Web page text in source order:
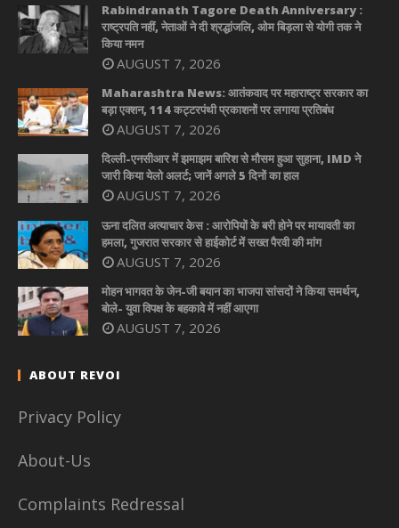
Rabindranath Tagore Death Anniversary :
राष्ट्रपति नहीं, नेताओं ने दी श्रद्धांजलि, ओम बिड़ला से योगी तक ने
किया नमन
AUGUST 7, 2026
Maharashtra News: आतंकवाद पर महाराष्ट्र सरकार का
बड़ा एक्शन, 114 कट्टरपंथी प्रकाशनों पर लगाया प्रतिबंध
AUGUST 7, 2026
दिल्ली-एनसीआर में झमाझम बारिश से मौसम हुआ सुहाना, IMD ने
जारी किया येलो अलर्ट; जानें अगले 5 दिनों का हाल
AUGUST 7, 2026
ऊना दलित अत्याचार केस : आरोपियों के बरी होने पर मायावती का
हमला, गुजरात सरकार से हाईकोर्ट में सख्त पैरवी की मांग
AUGUST 7, 2026
मोहन भागवत के जेन-जी बयान का भाजपा सांसदों ने किया समर्थन,
बोले- युवा विपक्ष के बहकावे में नहीं आएगा
AUGUST 7, 2026
ABOUT REVOI
Privacy Policy
About-Us
Complaints Redressal